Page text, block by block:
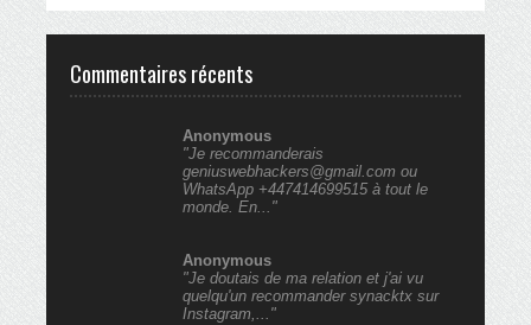
Commentaires récents
Anonymous
"Je recommanderais
geniuswebhackers@gmail.com ou
WhatsApp +447414699515 à tout le
monde. En..."
Anonymous
"Je doutais de ma relation et j'ai vu
quelqu'un recommander synacktx sur
Instagram,..."